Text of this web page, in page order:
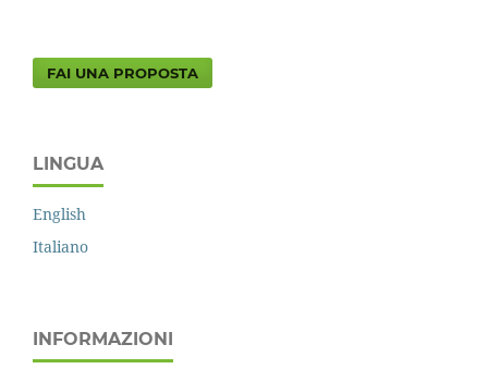
FAI UNA PROPOSTA
LINGUA
English
Italiano
INFORMAZIONI